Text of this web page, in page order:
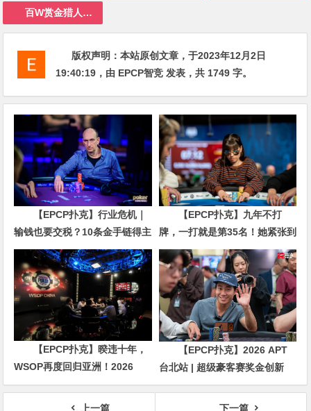
百W赏金猎人大奖赛
版权声明：本站原创文章，于2023年12月2日
19:40:19 ，由 EPCP智竞 发表，共 1749 字。
【EPCP扑克】行业危机｜
输钱也要交税？10条金手链得主
直言“扛不住”，主动砍掉四分之
三比赛
【EPCP扑克】九年不打
牌，一打就是第35名！她紧张到
脚悬空，但全世界以为她很淡定
【EPCP扑克】暌违十年，
WSOP再度回归亚洲！2026
APL济州站6月19-28日盛大登
【EPCP扑克】2026 APT
台北站 | 超级豪客赛奖金创新
高，美国选手Ethan
“Rampage” Yau领跑全场！
上一篇
下一篇